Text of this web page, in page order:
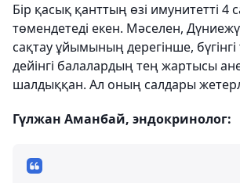
Бір қасық қанттың өзі имунитетті 4
төмендетеді екен. Мәселен,
сақтау ұйымының дерегінше,
дейінгі балалардың тең жартысы
шалдыққан. Ал оның салдары
Гүлжан Аманбай, эндокринолог: